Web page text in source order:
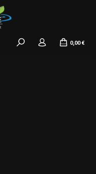
0,00 €